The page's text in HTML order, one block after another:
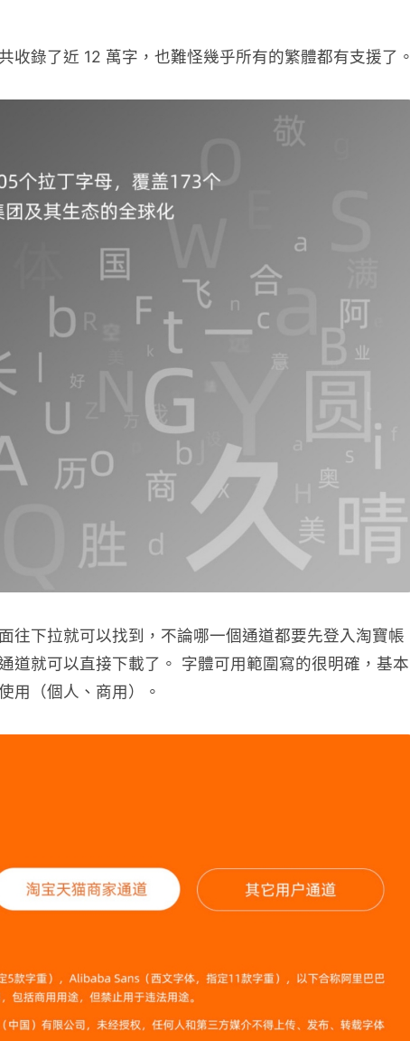
收錄了近 12 萬字，也難怪幾乎所有的繁體都有支援了。
往下拉就可以找到，不論哪一個通道都要先登入淘寶帳
道就可以直接下載了。 字體可用範圍寫的很明確，基本
用（個人、商用）。